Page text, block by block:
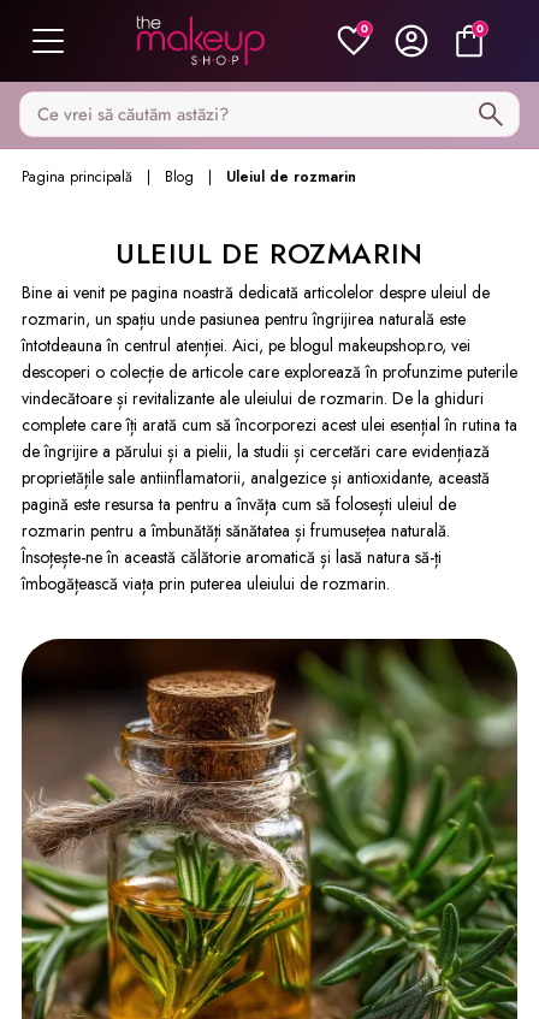
0 0
Caută pe MakeupShop
Pagina principală Blog Uleiul de rozmarin
ULEIUL DE ROZMARIN
Bine ai venit pe pagina noastră dedicată articolelor despre uleiul de
rozmarin, un spațiu unde pasiunea pentru îngrijirea naturală este
întotdeauna în centrul atenției. Aici, pe blogul makeupshop.ro, vei
descoperi o colecție de articole care explorează în profunzime puterile
vindecătoare și revitalizante ale uleiului de rozmarin. De la ghiduri
complete care îți arată cum să încorporezi acest ulei esențial în rutina ta
de îngrijire a părului și a pielii, la studii și cercetări care evidențiază
proprietățile sale antiinflamatorii, analgezice și antioxidante, această
pagină este resursa ta pentru a învăța cum să folosești uleiul de
rozmarin pentru a îmbunătăți sănătatea și frumusețea naturală.
Însoțește-ne în această călătorie aromatică și lasă natura să-ți
îmbogățească viața prin puterea uleiului de rozmarin.